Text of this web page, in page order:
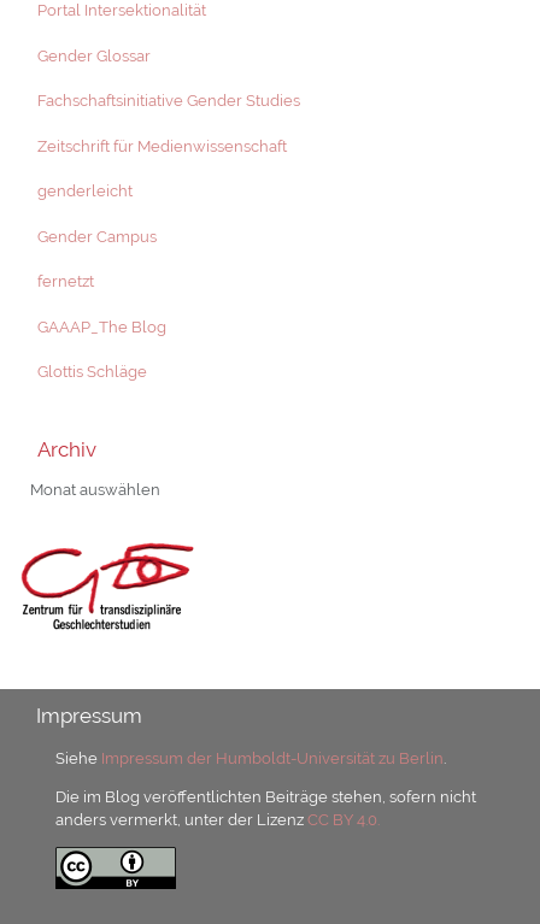
Portal Intersektionalität
Gender Glossar
Fachschaftsinitiative Gender Studies
Zeitschrift für Medienwissenschaft
genderleicht
Gender Campus
fernetzt
GAAAP_The Blog
Glottis Schläge
Archiv
Archiv
Impressum
Siehe Impressum der Humboldt-Universität zu Berlin
Die im Blog veröffentlichten Beiträge stehen, sofern nicht
anders vermerkt, unter der LizenzCC BY 4.0.